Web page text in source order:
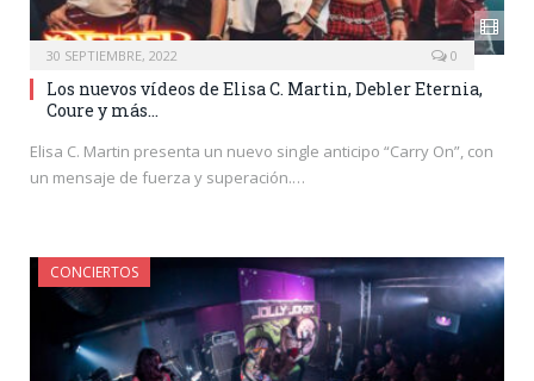
30 SEPTIEMBRE, 2022 0
Los nuevos vídeos de Elisa C. Martin, Debler Eternia,
Coure y más…
Elisa C. Martin presenta un nuevo single anticipo “Carry On”, con
un mensaje de fuerza y superación.…
CONCIERTOS